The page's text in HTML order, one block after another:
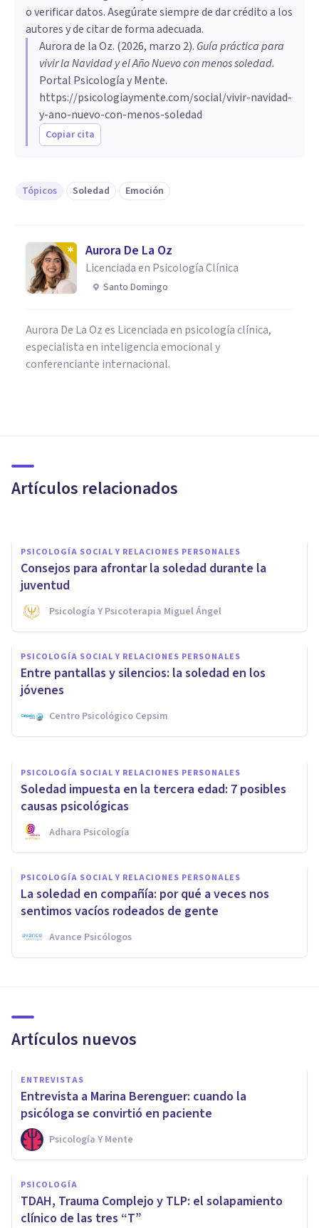
o verificar datos. Asegúrate siempre de dar crédito a los
autores y de citar de forma adecuada.
Aurora de la Oz. (2026, marzo 2). Guía práctica para
vivir la Navidad y el Año Nuevo con menos soledad.
Portal Psicología y Mente.
https://psicologiaymente.com/social/vivir-navidad-
y-ano-nuevo-con-menos-soledad
Copiar cita
Tópicos Soledad Emoción
Aurora De La Oz
Licenciada en Psicología Clínica
Santo Domingo
Aurora De La Oz es Licenciada en psicología clínica,
especialista en inteligencia emocional y
conferenciante internacional.
Artículos relacionados
causas y características
PSICOLOGÍA SOCIAL Y RELACIONES PERSONALES
Consejos para afrontar la soledad durante la
juventud
Psicología Y Psicoterapia Miguel Ángel
PSICOLOGÍA SOCIAL Y RELACIONES PERSONALES
Entre pantallas y silencios: la soledad en los
jóvenes
Centro Psicológico Cepsim
PSICOLOGÍA SOCIAL Y RELACIONES PERSONALES
Soledad y Aislamiento en la
Migración: comprender y
superar el desafío
Estefania Galacho
PSICOLOGÍA SOCIAL Y RELACIONES PERSONALES
Soledad impuesta en la tercera edad: 7 posibles
causas psicológicas
Adhara Psicología
PSICOLOGÍA SOCIAL Y RELACIONES PERSONALES
La soledad en compañía: por qué a veces nos
sentimos vacíos rodeados de gente
Avance Psicólogos
Artículos nuevos
ENTREVISTAS
Entrevista a Marina Berenguer: cuando la
psicóloga se convirtió en paciente
Psicología Y Mente
PSICOLOGÍA
TDAH, Trauma Complejo y TLP: el solapamiento
clínico de las tres “T”